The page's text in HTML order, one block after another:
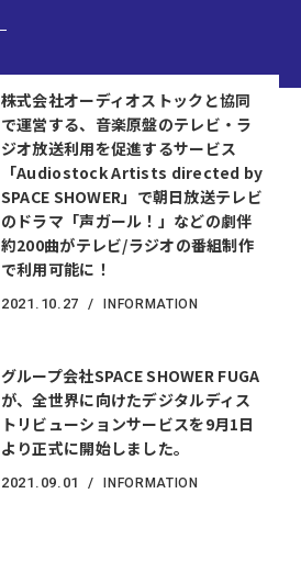
株式会社オーディオストックと協同
で運営する、音楽原盤のテレビ・ラ
ジオ放送利用を促進するサービス
「Audiostock Artists directed by
SPACE SHOWER」で朝日放送テレビ
のドラマ「声ガール！」などの劇伴
約200曲がテレビ/ラジオの番組制作
で利用可能に！
2021. 10.27 INFORMATION
グループ会社SPACE SHOWER FUGA
が、全世界に向けたデジタルディス
トリビューションサービスを9月1日
より正式に開始しました。
2021. 09.01 INFORMATION